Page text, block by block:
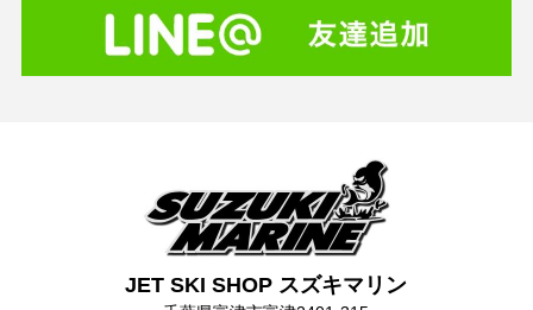
JET SKI SHOP スズキマリン